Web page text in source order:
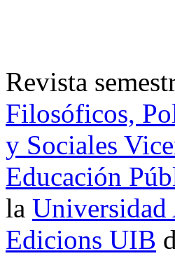
Revista
Filosóficos,
y Sociales
Educación
la Universidad
Edicions UIB